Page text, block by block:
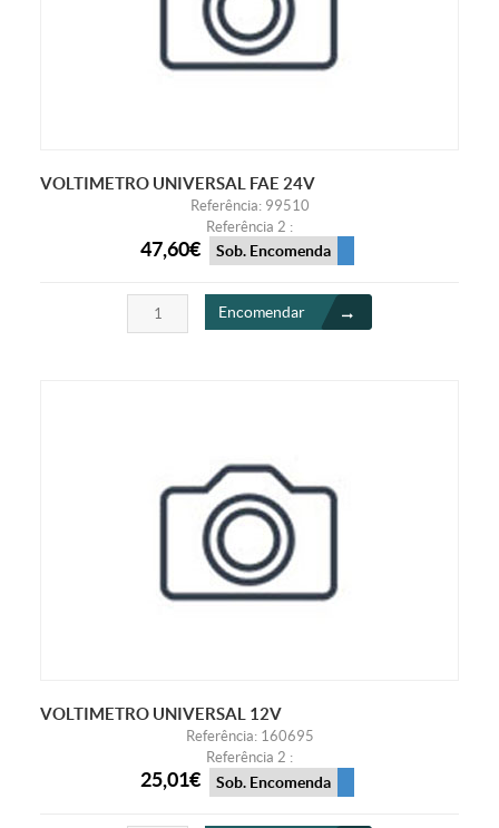
VOLTIMETRO UNIVERSAL FAE 24V
Referência: 99510
Referência 2 :
47,60€ Sob. Encomenda
Encomendar
VOLTIMETRO UNIVERSAL 12V
Referência: 160695
Referência 2 :
25,01€ Sob. Encomenda